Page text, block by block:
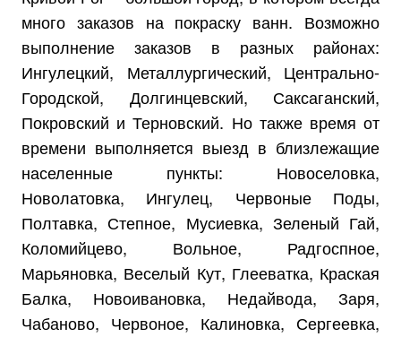
много заказов на покраску ванн. Возможно
выполнение заказов в разных районах:
Ингулецкий, Металлургический, Центрально-
Городской, Долгинцевский, Саксаганский,
Покровский и Терновский. Но также время от
времени выполняется выезд в близлежащие
населенные пункты: Новоселовка,
Новолатовка, Ингулец, Червоные Поды,
Полтавка, Степное, Мусиевка, Зеленый Гай,
Коломийцево, Вольное, Радгоспное,
Марьяновка, Веселый Кут, Глееватка, Краская
Балка, Новоивановка, Недайвода, Заря,
Чабаново, Червоное, Калиновка, Сергеевка,